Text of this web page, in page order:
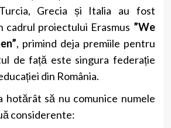
Grecia și Italia au fost
cadrul proiectului Erasmus ”We
, primind deja premiile pentru
de față este singura federație
din România.
hotărât să nu comunice numele
considerente: